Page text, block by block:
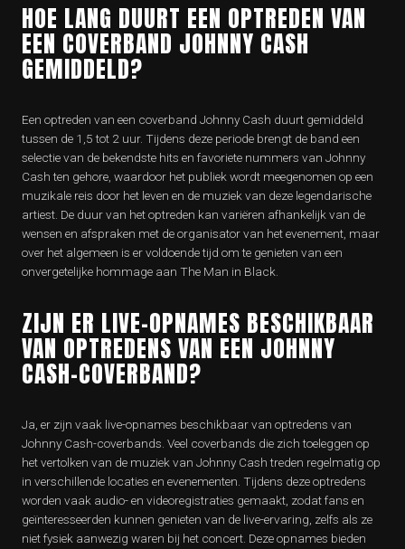
HOE LANG DUURT EEN OPTREDEN VAN
EEN COVERBAND JOHNNY CASH
GEMIDDELD?
Een optreden van een coverband Johnny Cash duurt gemiddeld
tussen de 1,5 tot 2 uur. Tijdens deze periode brengt de band een
selectie van de bekendste hits en favoriete nummers van Johnny
Cash ten gehore, waardoor het publiek wordt meegenomen op een
muzikale reis door het leven en de muziek van deze legendarische
artiest. De duur van het optreden kan variëren afhankelijk van de
wensen en afspraken met de organisator van het evenement, maar
over het algemeen is er voldoende tijd om te genieten van een
onvergetelijke hommage aan The Man in Black.
ZIJN ER LIVE-OPNAMES BESCHIKBAAR
VAN OPTREDENS VAN EEN JOHNNY
CASH-COVERBAND?
Ja, er zijn vaak live-opnames beschikbaar van optredens van
Johnny Cash-coverbands. Veel coverbands die zich toeleggen op
het vertolken van de muziek van Johnny Cash treden regelmatig op
in verschillende locaties en evenementen. Tijdens deze optredens
worden vaak audio- en videoregistraties gemaakt, zodat fans en
geïnteresseerden kunnen genieten van de live-ervaring, zelfs als ze
niet fysiek aanwezig waren bij het concert. Deze opnames bieden